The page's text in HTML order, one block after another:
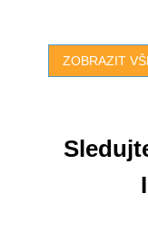
ZOBRAZIT